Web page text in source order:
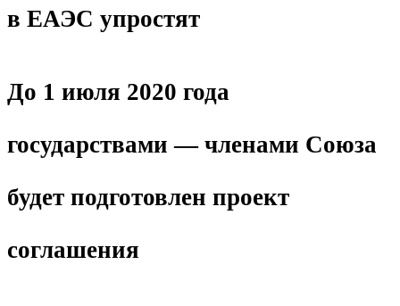
в ЕАЭС упростят
До 1 июля 2020 года
государствами — членами Союза
будет подготовлен проект
соглашения